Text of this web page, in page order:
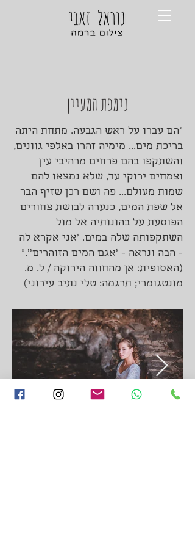
נימפת המעיין
"הם עברו על ראש הגבעה. מתחת היתה
בריכת מים... מימיה זהרו באלפי גוונים,
והשתקפו בהם פרחים מרהיבי עין
וצמחים ירוקי עד, שלא נמצאו להם
שמות מעולם... פה ושם רכן שזיף הבר
אל שפת המים, כנערה לבושת צחורים
הפוסעת על בהונותיה אל מול
השתקפותה שלה במים. 'אני אקרא לה
- הבה ונראה - 'אגם המים הזוהרים''."
(האסופית: אן מהחווה הירוקה / ל. מ.
מונטגומרי; תרגמה: טלי נתיב עירוני)